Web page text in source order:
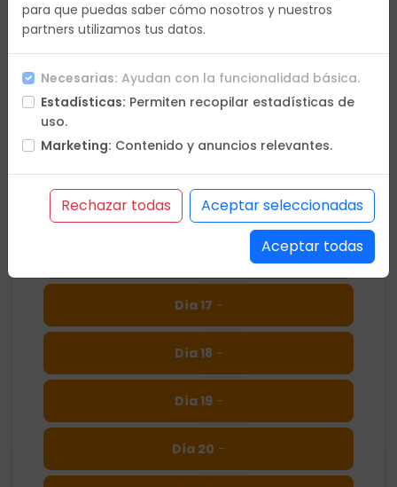
Día 11 -
-
Día 15 -
Día 17 -
Día 18 -
Día 19 -
Día 20 -
para que puedas saber cómo nosotros y nuestros
partners utilizamos tus datos.
Necesarias: Ayudan con la funcionalidad básica.
Estadísticas: Permiten recopilar estadísticas de
uso.
Marketing: Contenido y anuncios relevantes.
Rechazar todas
Aceptar seleccionadas
Aceptar todas